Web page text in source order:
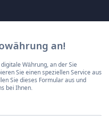
an!
Währung, an der Sie
Sie einen speziellen Service aus
Sie dieses Formular aus und
bei Ihnen.